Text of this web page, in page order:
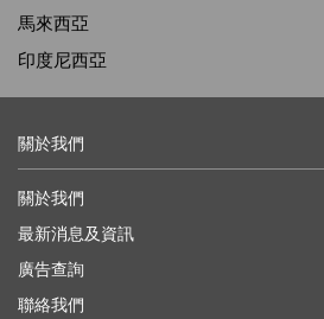
馬來西亞
印度尼西亞
關於我們
關於我們
最新消息及資訊
廣告查詢
聯絡我們